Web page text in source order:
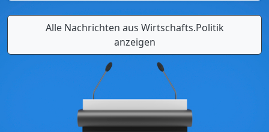
Alle Nachrichten aus Wirtschafts.Politik
anzeigen